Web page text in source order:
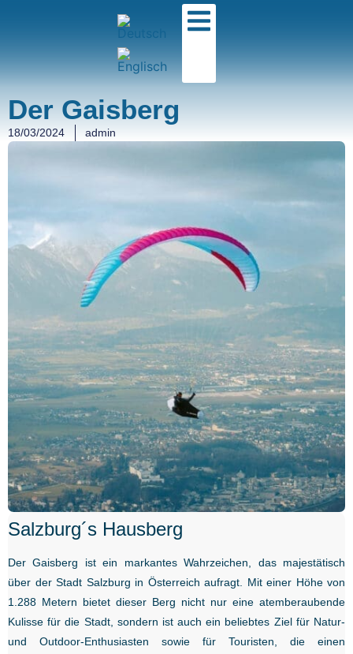
Der Gaisberg
18/03/2024 admin
Salzburg´s Hausberg
Der Gaisberg ist ein markantes Wahrzeichen, das majestätisch
über der Stadt Salzburg in Österreich aufragt. Mit einer Höhe von
1.288 Metern bietet dieser Berg nicht nur eine atemberaubende
Kulisse für die Stadt, sondern ist auch ein beliebtes Ziel für Natur-
und Outdoor-Enthusiasten sowie für Touristen, die einen